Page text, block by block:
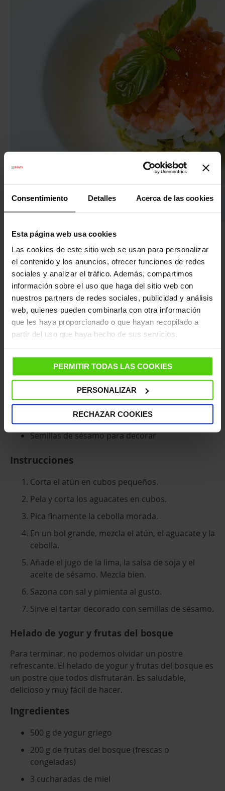
Consentimiento Detalles Acerca de las cookies
Esta página web usa cookies
Las cookies de este sitio web se usan para personalizar
el contenido y los anuncios, ofrecer funciones de redes
sociales y analizar el tráfico. Además, compartimos
información sobre el uso que haga del sitio web con
nuestros partners de redes sociales, publicidad y análisis
web, quienes pueden combinarla con otra información
que les haya proporcionado o que hayan recopilado a
partir del uso que haya hecho de sus servicios.
PERMITIR TODAS LAS COOKIES
PERSONALIZAR
RECHAZAR COOKIES
El tartar de atún con aguacate es otra
de veranomuy popular y sofisticada. Perfecta para
una cena ligera y elegante, combina la frescura del
atún con la cremosidad del aguacate.
Ingredientes
400 g de atún rojo fresco
2 aguacates
2 cucharadas de salsa de soja
1 cucharada de aceite de sésamo
Sal y pimienta al gusto
Semillas de sésamo para decorar
Instrucciones
Corta el atún en cubos pequeños.
Pela y corta los aguacates en cubos.
Pica finamente la cebolla morada.
En un bol grande, mezcla el atún, el aguacate y la
cebolla.
Añade el jugo de la lima, la salsa de soja y el
aceite de sésamo. Mezcla bien.
Sazona con sal y pimienta al gusto.
Sirve el tartar decorado con semillas de sésamo.
Helado de yogur y frutas del bosque
Para terminar, no podemos olvidar un postre
refrescante. El helado de yogur y frutas del bosque es
un postre que todos disfrutarán. Es saludable,
delicioso y muy fácil de hacer.
Ingredientes
500 g de yogur griego
200 g de frutas del bosque (frescas o
congeladas)
3 cucharadas de miel